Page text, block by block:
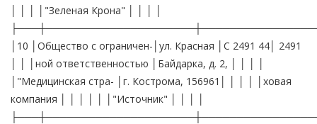
│ │ │ │"Зеленая Крона" │ │ │ │
│10 │Общество с ограничен-│ул. Красная │С 2491 44│ 2491
│ │ │ной ответственностью │Байдарка, д. 2, │ │ │ │
│"Медицинская стра- │г. Кострома, 156961│ │ │ │ │ховая
компания │ │ │ │ │ │"Источник" │ │ │ │